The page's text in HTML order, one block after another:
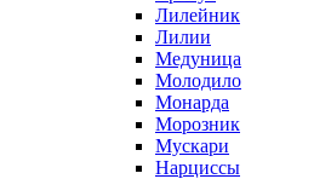
Лилейник
Лилии
Медуница
Молодило
Монарда
Морозник
Мускари
Нарциссы